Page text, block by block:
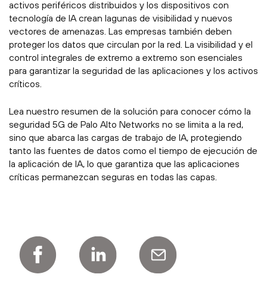
activos periféricos distribuidos y los dispositivos con
tecnología de IA crean lagunas de visibilidad y nuevos
vectores de amenazas. Las empresas también deben
proteger los datos que circulan por la red. La visibilidad y el
control integrales de extremo a extremo son esenciales
para garantizar la seguridad de las aplicaciones y los activos
críticos.
Lea nuestro resumen de la solución para conocer cómo la
seguridad 5G de Palo Alto Networks no se limita a la red,
sino que abarca las cargas de trabajo de IA, protegiendo
tanto las fuentes de datos como el tiempo de ejecución de
la aplicación de IA, lo que garantiza que las aplicaciones
críticas permanezcan seguras en todas las capas.